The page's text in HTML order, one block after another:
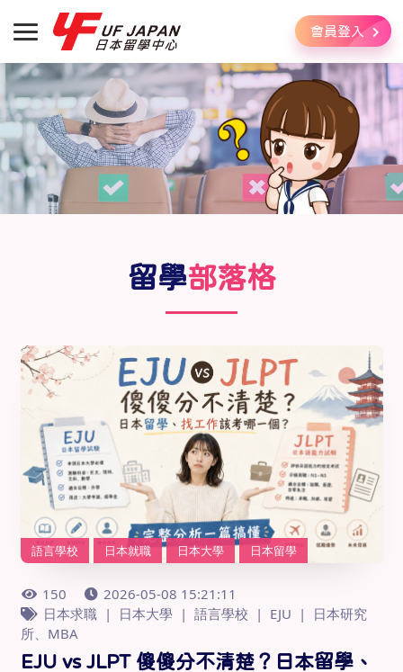
會員登入
留學部落格
語言學校 日本就職 日本大學 日本留學
150
2026-05-08 15:21:11
日本求職
日本大學 語言學校 EJU
日本研究
所、MBA
EJU vs JLPT 傻傻分不清楚？日本留學、